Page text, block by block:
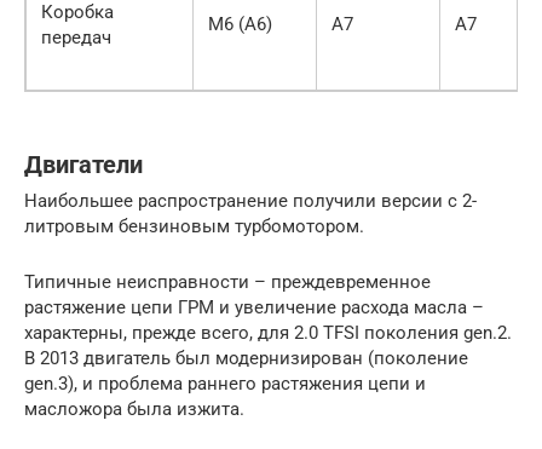
Коробка
передач
М6 (А6) А7 А7
Двигатели
Наибольшее распространение получили версии с 2-
литровым бензиновым турбомотором.
Типичные неисправности – преждевременное
растяжение цепи ГРМ и увеличение расхода масла –
характерны, прежде всего, для 2.0 TFSI поколения gen.2.
В 2013 двигатель был модернизирован (поколение
gen.3), и проблема раннего растяжения цепи и
масложора была изжита.